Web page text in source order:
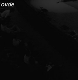
ovde.